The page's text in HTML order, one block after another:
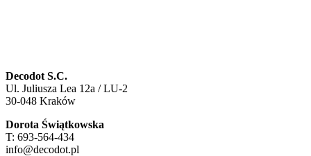
Decodot S.C.
Ul. Juliusza Lea 12a / LU-2
30-048 Kraków
Dorota Świątkowska
T: 693-564-434
info@decodot.pl